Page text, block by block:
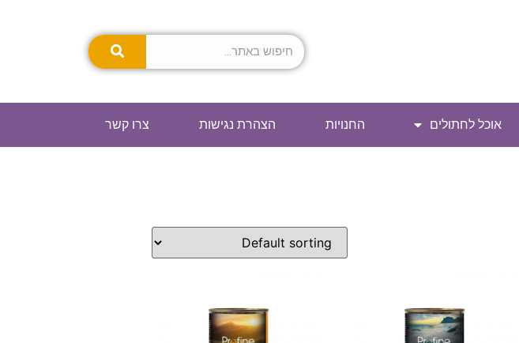
אוכל לחתולים החנויות הצהרת נגישות צרו קשר